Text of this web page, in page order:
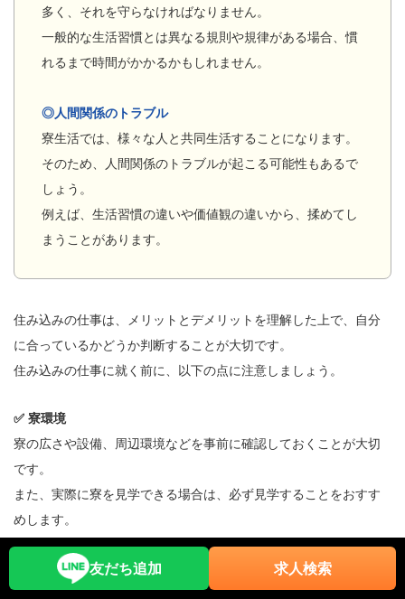
多く、それを守らなければなりません。
一般的な生活習慣とは異なる規則や規律がある場合、慣
れるまで時間がかかるかもしれません。
◎人間関係のトラブル
寮生活では、様々な人と共同生活することになります。
そのため、人間関係のトラブルが起こる可能性もあるで
しょう。
例えば、生活習慣の違いや価値観の違いから、揉めてし
まうことがあります。
住み込みの仕事は、メリットとデメリットを理解した上で、自分
に合っているかどうか判断することが大切です。
住み込みの仕事に就く前に、以下の点に注意しましょう。
✅ 寮環境
寮の広さや設備、周辺環境などを事前に確認しておくことが大切
です。
また、実際に寮を見学できる場合は、必ず見学することをおすす
めします。
✅ 勤務時間
勤務時間は、生活リズムに大きく影響します。
友だち追加 求人検索